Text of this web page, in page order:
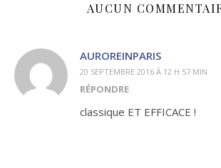
AUCUN
AUROREINPARIS
20 SEPTEMBRE 2016 À 12 H 57 MIN
RÉPONDRE
classique ET EFFICACE !